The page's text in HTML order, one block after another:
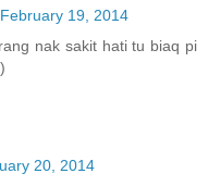
19, 2014
nak sakit hati tu biaq pi
20, 2014